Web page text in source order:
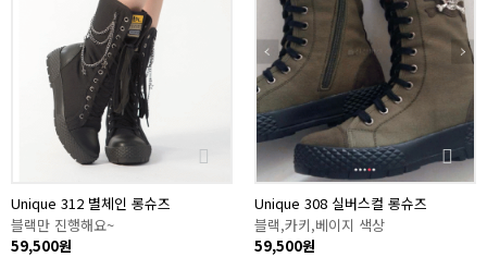
Unique 312 별체인 롱슈즈
블랙만 진행해요~
59,500원
Unique 308 실버스컬 롱슈즈
블랙,카키,베이지 색상
59,500원